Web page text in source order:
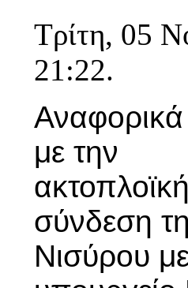
Τρίτη, 05
21:22.
Αναφορικά
με την
σύνδεση
Νισύρου